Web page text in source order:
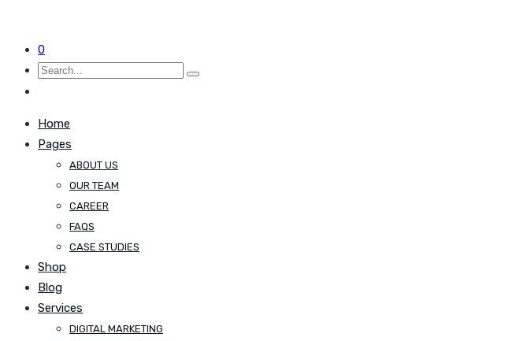
0
Home
Pages
ABOUT US
OUR TEAM
CAREER
FAQS
CASE STUDIES
Shop
Blog
Services
DIGITAL MARKETING